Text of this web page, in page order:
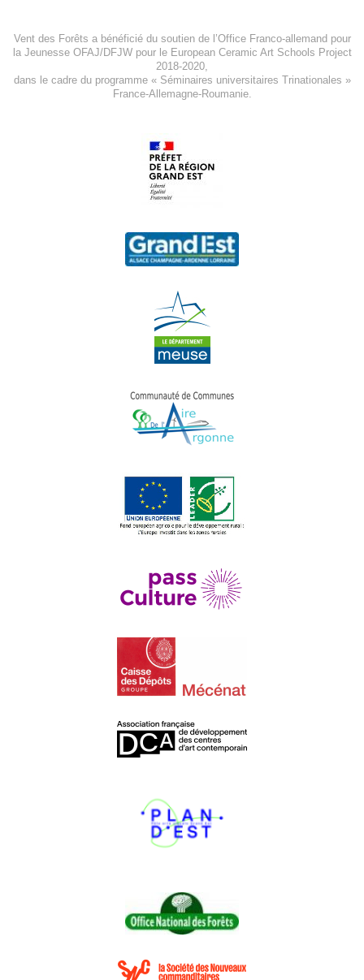
Vent des Forêts a bénéficié du soutien de l’Office Franco-allemand pour
la Jeunesse OFAJ/DFJWpour leEuropean Ceramic Art Schools Project
2018-2020,
dans le cadre du programme « Séminaires universitaires Trinationales »
France-Allemagne-Roumanie.